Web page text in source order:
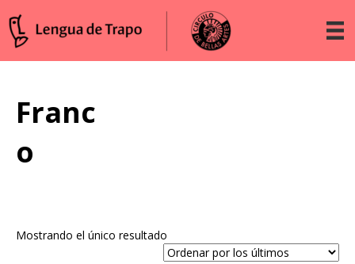
Franc
o
Mostrando el único resultado